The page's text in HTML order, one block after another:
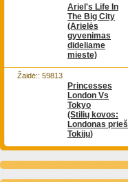
Ariel's Life In
The Big City
(Arielės
gyvenimas
dideliame
mieste)
Princesses
London Vs
Tokyo
(Stilių kovos:
Londonas prieš
Tokijų)
Žaidė:: 59813